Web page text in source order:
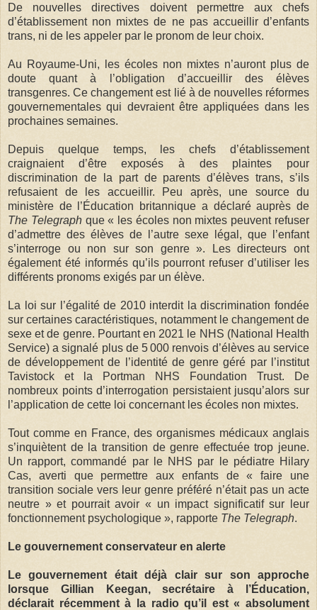
De nouvelles directives doivent permettre aux chefs
d’établissement non mixtes de ne pas accueillir d’enfants
trans, ni de les appeler par le pronom de leur choix.
Au Royaume-Uni, les écoles non mixtes n’auront plus de
doute quant à l’obligation d’accueillir des élèves
transgenres. Ce changement est lié à de nouvelles réformes
gouvernementales qui devraient être appliquées dans les
prochaines semaines.
Depuis quelque temps, les chefs d’établissement
craignaient d’être exposés à des plaintes pour
discrimination de la part de parents d’élèves trans, s’ils
refusaient de les accueillir. Peu après, une source du
ministère de l’Éducation britannique a déclaré auprès de
The Telegraphque « les écoles non mixtes peuvent refuser
d’admettre des élèves de l’autre sexe légal, que l’enfant
s’interroge ou non sur son genre ». Les directeurs ont
également été informés qu’ils pourront refuser d’utiliser les
différents pronoms exigés par un élève.
La loi sur l’égalité de 2010 interdit la discrimination fondée
sur certaines caractéristiques, notamment le changement de
sexe et de genre. Pourtant en 2021 le NHS (National Health
Service) a signalé plus de 5 000 renvois d’élèves au service
de développement de l’identité de genre géré par l’institut
Tavistock et la Portman NHS Foundation Trust. De
nombreux points d’interrogation persistaient jusqu’alors sur
l’application de cette loi concernant les écoles non mixtes.
Tout comme en France, des organismes médicaux anglais
s’inquiètent de la transition de genre effectuée trop jeune.
Un rapport, commandé par le NHS par le pédiatre Hilary
Cas, averti que permettre aux enfants de « faire une
transition sociale vers leur genre préféré n’était pas un acte
neutre » et pourrait avoir « un impact significatif sur leur
fonctionnement psychologique », rapporte The Telegraph.
Le gouvernement conservateur en alerte
Le gouvernement était déjà clair sur son approche
lorsque Gillian Keegan, secrétaire à l’Éducation,
déclarait récemment à la radio qu’il est « absolument